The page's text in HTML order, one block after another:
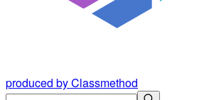
produced by Classmethod